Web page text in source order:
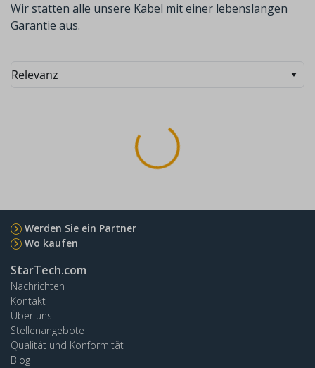
Wir statten alle unsere Kabel mit einer lebenslangen
Garantie aus.
Relevanz
Werden Sie ein Partner
Wo kaufen
StarTech.com
Nachrichten
Kontakt
Über uns
Stellenangebote
Qualität und Konformität
Blog